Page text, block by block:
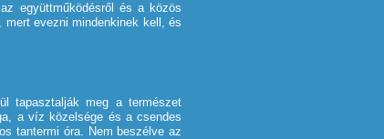
együttműködésről és a közös
evezni mindenkinek kell, és
tapasztalják meg a természet
a víz közelsége és a csendes
tantermi óra. Nem beszélve az